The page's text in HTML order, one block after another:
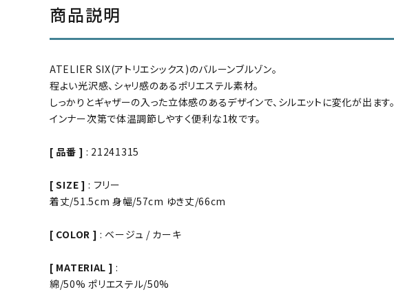
商品説明
ATELIER SIX(アトリエシックス)のバルーンブルゾン。
程よい光沢感、シャリ感のあるポリエステル素材。
しっかりとギャザーの入った立体感のあるデザインで、シルエットに変化が出ます。
インナー次第で体温調節しやすく便利な1枚です。
[ 品番 ] : 21241315
[ SIZE ] : フリー
着丈/51.5cm 身幅/57cm ゆき丈/66cm
[ COLOR ] : ベージュ / カーキ
[ MATERIAL ] :
綿/50% ポリエステル/50%